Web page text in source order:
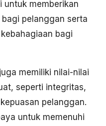
untuk memberikan
pelanggan serta
bagi
memiliki nilai-nilai
seperti integritas,
pelanggan.
untuk memenuhi